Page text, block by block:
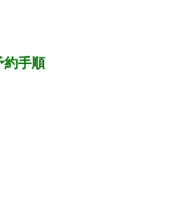
約手順